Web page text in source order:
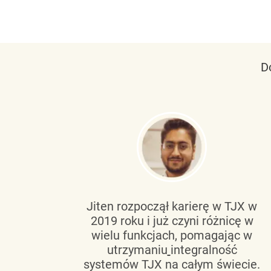
Jiten rozpoczął karierę w TJX w
2019 roku i już czyni różnicę w
wielu funkcjach, pomagając w
utrzymaniu integralność
systemów TJX na całym świecie.